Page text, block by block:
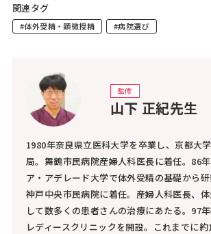
関連タグ
#体外受精・顕微授精 #病院選び
監修
山下 正紀先生
1980年奈良県立医科大学を卒業し、京都大
局。舞鶴市民病院産婦人科医長に着任。86
ア・アデレード大学で体外受精の基礎から
神戸中央市民病院に着任。産婦人科医長、
して数多くの患者さんの治療にあたる。97
レディースクリニックを開設。これまでに